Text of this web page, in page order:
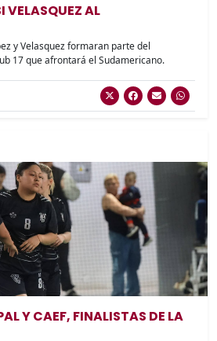
VELASQUEZ AL
y Velasquez formaran parte del
17 que afrontará el Sudamericano.
Y CAEF, FINALISTAS DE LA